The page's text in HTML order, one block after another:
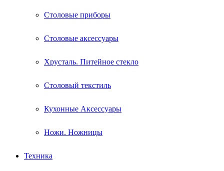
Столовые приборы
Столовые аксессуары
Хрусталь. Питейное стекло
Столовый текстиль
Кухонные Аксессуары
Ножи. Ножницы
Техника